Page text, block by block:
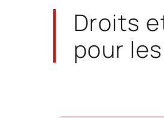
Droits
pour